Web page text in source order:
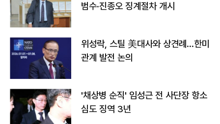
범수·진종오 징계절차 개시
위성락, 스틸 美대사와 상견례…한미
관계 발전 논의
'채상병 순직' 임성근 전 사단장 항소
심도 징역 3년